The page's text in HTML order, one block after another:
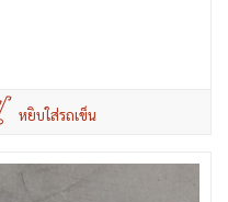
หยิบใส่รถเข็น